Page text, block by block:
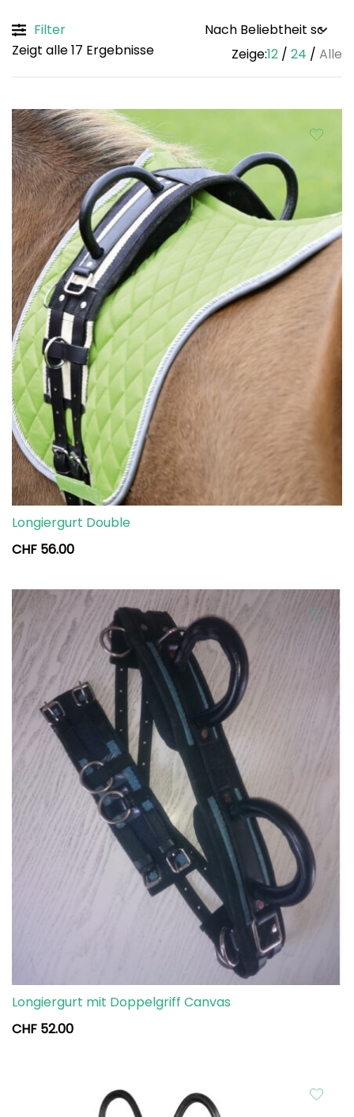
Filter
Zeigt alle 17 ErgebnisseSorted
Zeige:12 24 Alle
Longiergurt Double
CHF 56.00
Longiergurt mit Doppelgriff Canvas
CHF 52.00